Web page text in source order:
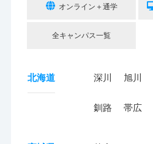
オンライン＋通学
全キャンパス一覧
北海道 深川 旭川
釧路 帯広